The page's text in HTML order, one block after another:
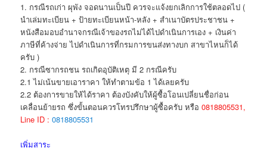
1. กรณีรถเก่า ผุพัง จอดนานเป็นปี ควรจะแจ้งยกเลิกการใช้ตลอดไป (
นำเล่มทะเบียน + ป้ายทะเบียนหน้า-หลัง + สำเนาบัตรประชาชน +
หนังสือมอบอำนาจกรณีเจ้าของรถไม่ได้ไปดำเนินการเอง + เงินค่า
ภาษีที่ค้างจ่าย ไปดำเนินการที่กรมการขนส่งทางบก สาขาไหนก็ได้
ครับ )
2. กรณีซากรถชน รถเกิดอุบัติเหตุ มี 2 กรณีครับ
2.1 ไม่เน้นขายเอาราคา ให้ทำตามข้อ 1 ได้เลยครับ
2.2 ต้องการขายให้ได้ราคา ต้องบังคับให้ผู้ซื้อโอนเปลี่ยนชื่อก่อน
เคลื่อนย้ายรถ ซึ่งขั้นตอนควรโทรปรึกษาผู้ซื้อครับ หรือ0818805531,
Line ID :0818805531
เพิ่มสาระ